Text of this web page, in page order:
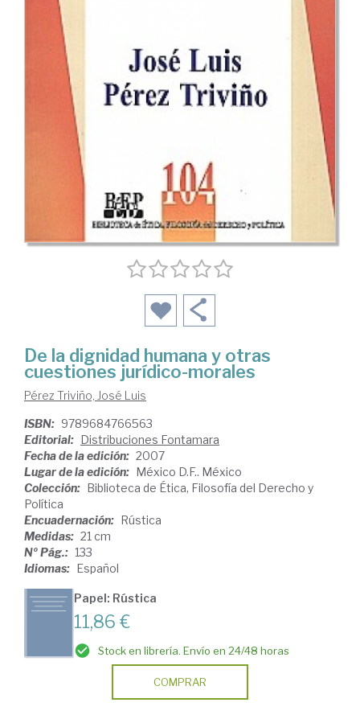
De la dignidad humana y otras
cuestiones jurídico-morales
Pérez Triviño, José Luis
ISBN: 9789684766563
Editorial: Distribuciones Fontamara
Fecha de la edición: 2007
Lugar de la edición: México D.F.. México
Colección: Biblioteca de Ética, Filosofía del Derecho y
Política
Encuadernación: Rústica
Medidas: 21 cm
Nº Pág.: 133
Idiomas: Español
Papel: Rústica
11,86 €
Stock en librería. Envío en 24/48 horas
COMPRAR